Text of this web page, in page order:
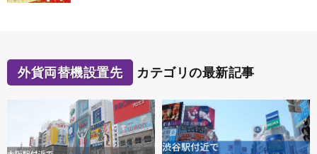
外貨両替機設置先 カテゴリの最新記事